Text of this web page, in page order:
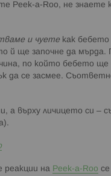
Peek-a-Roo, не знаете
и чуете как
й ще започне да
по който бебето
да се засмее.
а върху личицето си –
реакции на Peek-a-Roo